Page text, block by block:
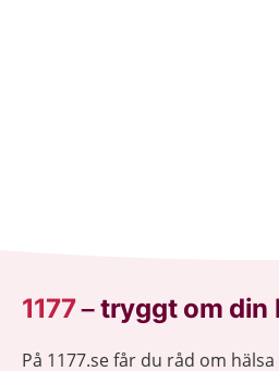
1177–tryggt om din
På 1177.se får du råd om